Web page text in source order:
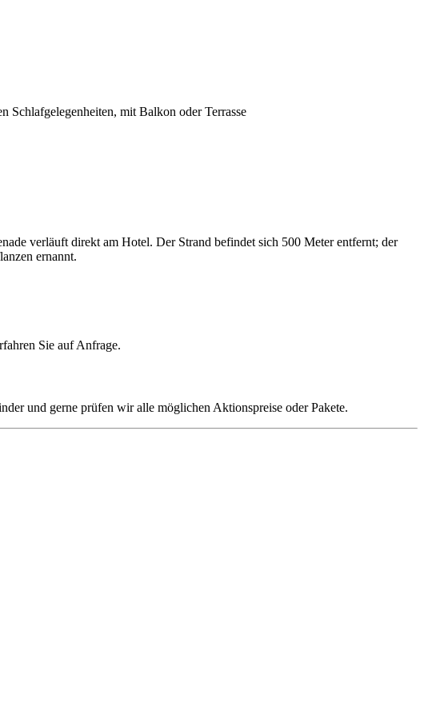
Schlafgelegenheiten, mit Balkon oder Terrasse
verläuft direkt am Hotel. Der Strand befindet sich 500 Meter entfernt; der
ernannt.
Sie auf Anfrage.
und gerne prüfen wir alle möglichen Aktionspreise oder Pakete.